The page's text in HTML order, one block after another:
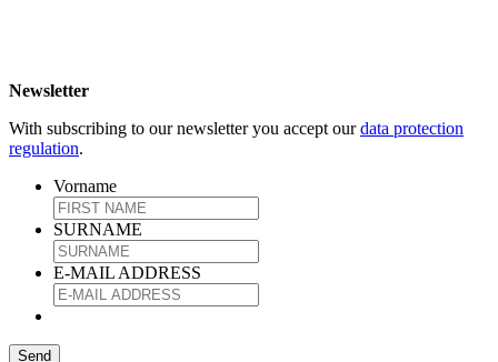
Newsletter
With subscribing to our newsletter you accept ourdata protection
regulation.
Vorname
SURNAME
E-MAIL ADDRESS